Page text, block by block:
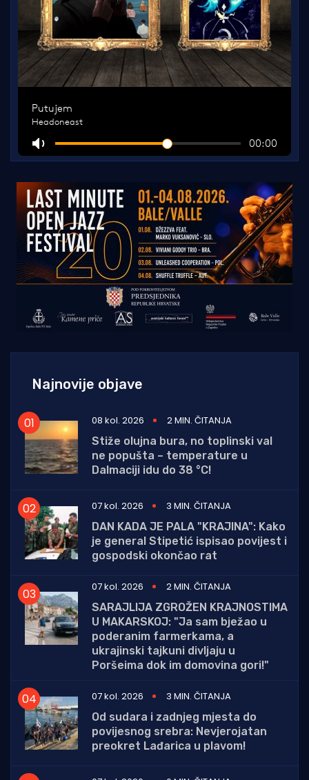
Najnovije objave
08 kol. 2026
2 MIN. ČITANJA
Stiže olujna bura, no toplinski val
ne popušta – temperature u
Dalmaciji idu do 38 °C!
07 kol. 2026
3 MIN. ČITANJA
DAN KADA JE PALA "KRAJINA": Kako
je general Stipetić ispisao povijest i
gospodski okončao rat
07 kol. 2026
2 MIN. ČITANJA
SARAJLIJA ZGROŽEN KRAJNOSTIMA
U MAKARSKOJ: "Ja sam bježao u
poderanim farmerkama, a
ukrajinski tajkuni divljaju u
Poršeima dok im domovina gori!"
07 kol. 2026
3 MIN. ČITANJA
Od sudara i zadnjeg mjesta do
povijesnog srebra: Nevjerojatan
preokret Lađarica u plavom!